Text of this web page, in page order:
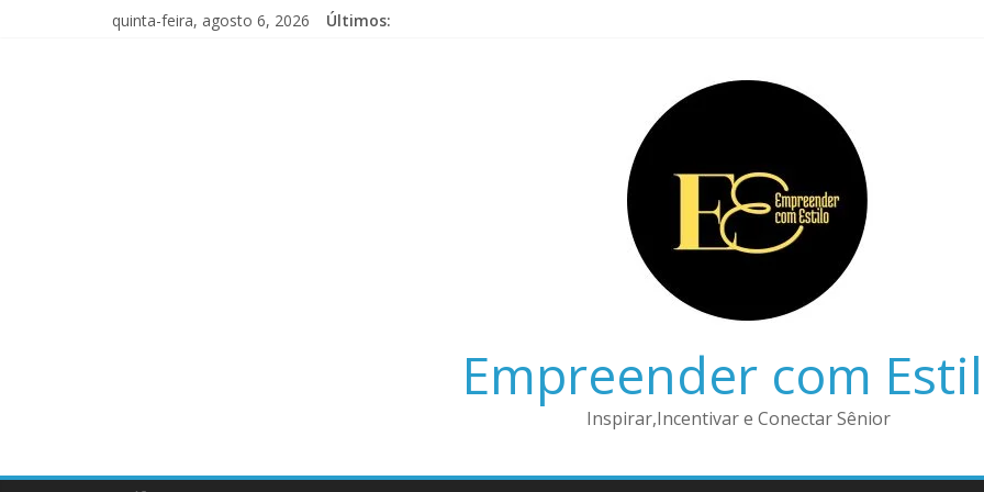
quinta-feira, agosto 6, 2026 Últimos:
Empreender com
Inspirar,Incentivar e Conectar Sênior